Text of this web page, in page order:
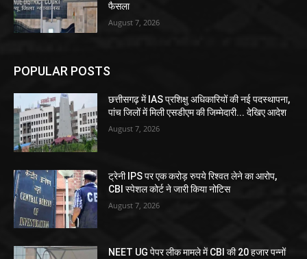
फैसला
August 7, 2026
POPULAR POSTS
छत्तीसगढ़ में IAS प्रशिक्षु अधिकारियों की नई पदस्थापना,
पांच जिलों में मिली एसडीएम की जिम्मेदारी... देखिए आदेश
August 7, 2026
ट्रेनी IPS पर एक करोड़ रुपये रिश्वत लेने का आरोप,
CBI स्पेशल कोर्ट ने जारी किया नोटिस
August 7, 2026
NEET UG पेपर लीक मामले में CBI की 20 हजार पन्नों